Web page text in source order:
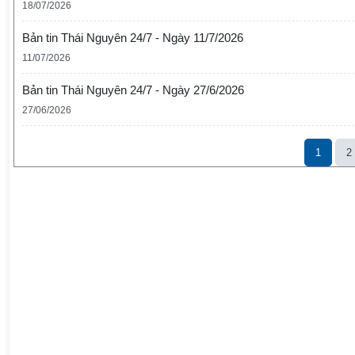
18/07/2026
Bản tin Thái Nguyên 24/7 - Ngày 11/7/2026
11/07/2026
Bản tin Thái Nguyên 24/7 - Ngày 27/6/2026
27/06/2026
1 2